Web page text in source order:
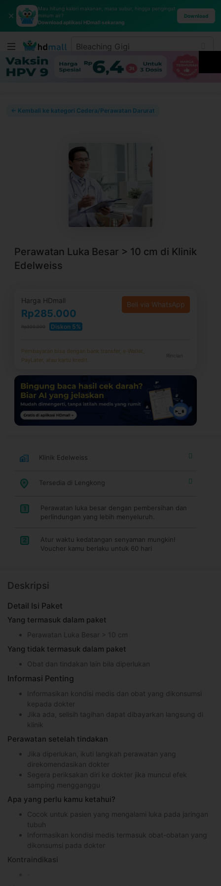
✕
Mau hitung kalori makanan, masa subur, hingga pengingat
minum air?
Download aplikasi HDmall sekarang
Download
← Kembali ke kategori Cedera/Perawatan Darurat
Perawatan Luka Besar > 10 cm di Klinik
Edelweiss
Harga HDmall
Rp285.000
Rp300.000 Diskon 5%
Beli via WhatsApp
Pembayaran bisa dengan bank transfer, e-Wallet,
PayLater, atau kartu kredit.
Rincian
Klinik Edelweiss
Tersedia di Lengkong
1
Perawatan luka besar dengan pembersihan dan
perlindungan yang lebih menyeluruh.
2
Atur waktu kedatangan senyaman mungkin!
Voucher kamu berlaku untuk 60 hari
Deskripsi
Detail Isi Paket
Yang termasuk dalam paket
Perawatan Luka Besar > 10 cm
Yang tidak termasuk dalam paket
Obat dan tindakan lain bila diperlukan
Informasi Penting
Informasikan kondisi medis dan obat yang dikonsumsi
kepada dokter
Jika ada, selisih tagihan dapat dibayarkan langsung di
klinik
Perawatan setelah tindakan
Jika diperlukan, ikuti langkah perawatan yang
direkomendasikan dokter
Segera periksakan diri ke dokter jika muncul efek
samping mengganggu
Apa yang perlu kamu ketahui?
Cocok untuk pasien yang mengalami luka pada jaringan
tubuh
Informasikan kondisi medis termasuk obat-obatan yang
dikonsumsi pada dokter
Kontraindikasi